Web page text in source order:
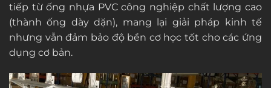
tiếp từ ống nhựa PVC công nghiệp chất lượng cao
(thành ống dày dặn), mang lại giải pháp kinh tế
nhưng vẫn đảm bảo độ bền cơ học tốt cho các ứng
dụng cơ bản.